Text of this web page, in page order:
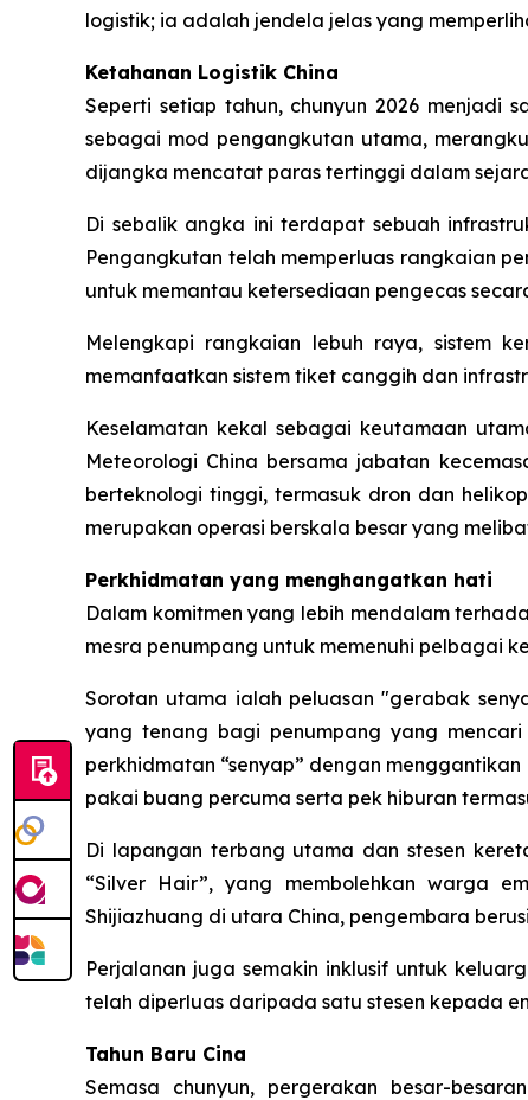
logistik; ia adalah jendela jelas yang
Ketahanan Logistik China
Seperti setiap tahun, chunyun 2026 menjadi
sebagai mod pengangkutan utama,
dijangka mencatat paras tertinggi dalam
Di sebalik angka ini terdapat sebuah
Pengangkutan telah memperluas rangkaian
untuk memantau ketersediaan pengecas
Melengkapi rangkaian lebuh raya, sistem
memanfaatkan sistem tiket canggih dan
Keselamatan kekal sebagai keutamaan
Meteorologi China bersama jabatan
berteknologi tinggi, termasuk dron dan
merupakan operasi berskala besar yang
Perkhidmatan yang menghangatkan hati
Dalam komitmen yang lebih mendalam
mesra penumpang untuk memenuhi pelbagai
Sorotan utama ialah peluasan "gerabak
yang tenang bagi penumpang yang
perkhidmatan “senyap” dengan
pakai buang percuma serta pek hiburan
Di lapangan terbang utama dan stesen
“Silver Hair”, yang membolehkan warga
Shijiazhuang di utara China, pengembara
Perjalanan juga semakin inklusif untuk
telah diperluas daripada satu stesen kepada
Tahun Baru Cina
Semasa chunyun, pergerakan besar-